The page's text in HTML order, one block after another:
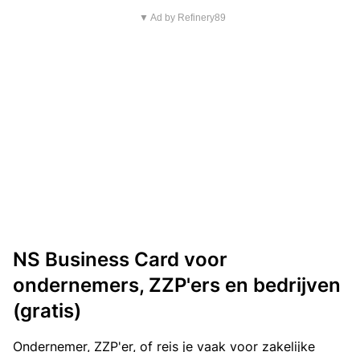
▼ Ad by Refinery89
NS Business Card voor
ondernemers, ZZP'ers en bedrijven
(gratis)
Ondernemer, ZZP'er, of reis je vaak voor zakelijke